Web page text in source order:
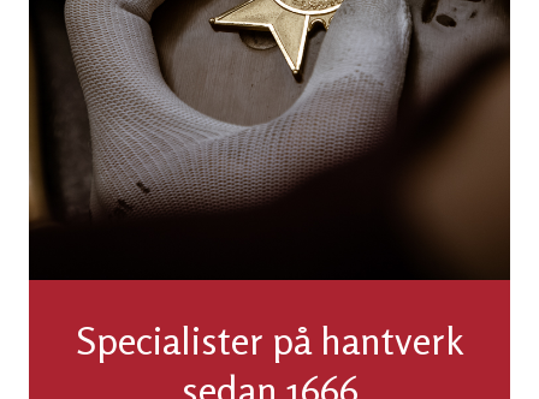
Specialister på hantverk